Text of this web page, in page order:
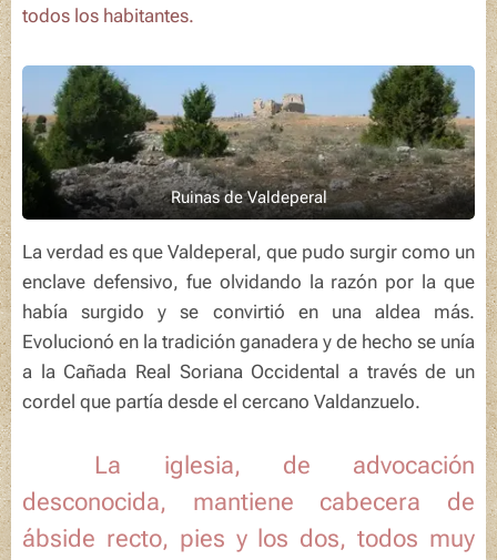
todos los habitantes.
Ruinas de Valdeperal
La verdad es que Valdeperal, que pudo surgir como un
enclave defensivo, fue olvidando la razón por la que
había surgido y se convirtió en una aldea más.
Evolucionó en la tradición ganadera y de hecho se unía
a la Cañada Real Soriana Occidental a través de un
cordel que partía desde el cercano Valdanzuelo.
ℹ️ La iglesia, de advocación
desconocida, mantiene cabecera de
ábside recto, pies y los dos, todos muy